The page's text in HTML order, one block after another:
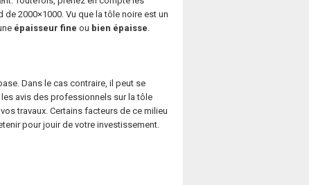
2000×1000. Vu que la tôle noire est un
épaisseur fine ou bien épaisse.
Dans le cas contraire, il peut se
avis des professionnels sur la tôle
travaux. Certains facteurs de ce milieu
pour jouir de votre investissement.